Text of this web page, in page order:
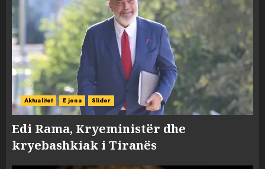
Aktualitet E jona Slider
Edi Rama, Kryeministër dhe
kryebashkiak i Tiranës